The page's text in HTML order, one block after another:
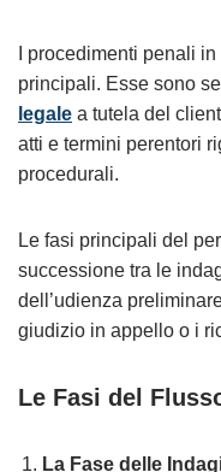
I procedimenti penali
principali. Esse sono
legale a tutela del
atti e termini perentori
procedurali.
Le fasi principali del
successione tra le
dell’udienza
giudizio in appello o i
Le Fasi del
La Fase delle